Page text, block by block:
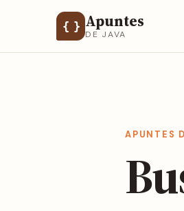
{ } Apuntes
DE JAVA
APUNTES